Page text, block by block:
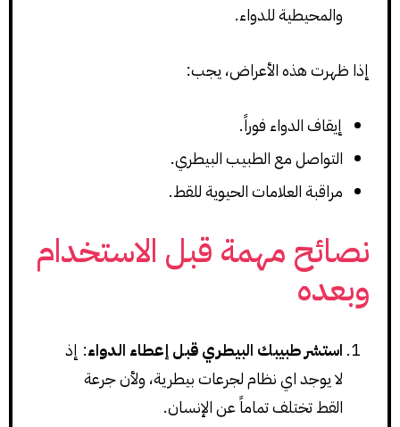
والمحيطية للدواء.
إذا ظهرت هذه الأعراض، يجب:
إيقاف الدواء فوراً.
التواصل مع الطبيب البيطري.
مراقبة العلامات الحيوية للقط.
نصائح مهمة قبل الاستخدام
وبعده
استشر طبيبك البيطري قبل إعطاء الدواء: إذ
لا يوجد اي نظام لجرعات بيطرية، ولأن جرعة
القط تختلف تماماً عن الإنسان.